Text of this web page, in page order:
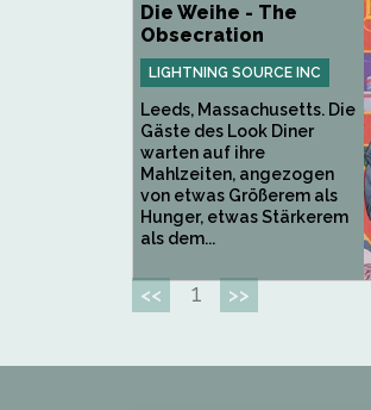
Die Weihe - The
Obsecration
LIGHTNING SOURCE INC
Leeds, Massachusetts. Die
Gäste des Look Diner
warten auf ihre
Mahlzeiten, angezogen
von etwas Größerem als
Hunger, etwas Stärkerem
als dem...
<< 1 >>